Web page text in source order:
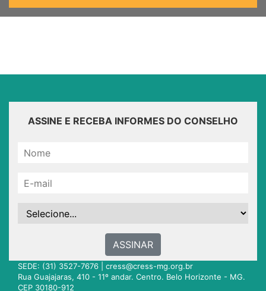
ASSINE E RECEBA INFORMES DO CONSELHO
ASSINAR
SEDE: (31) 3527-7676 | cress@cress-mg.org.br
Rua Guajajaras, 410 - 11º andar. Centro. Belo Horizonte - MG.
CEP 30180-912